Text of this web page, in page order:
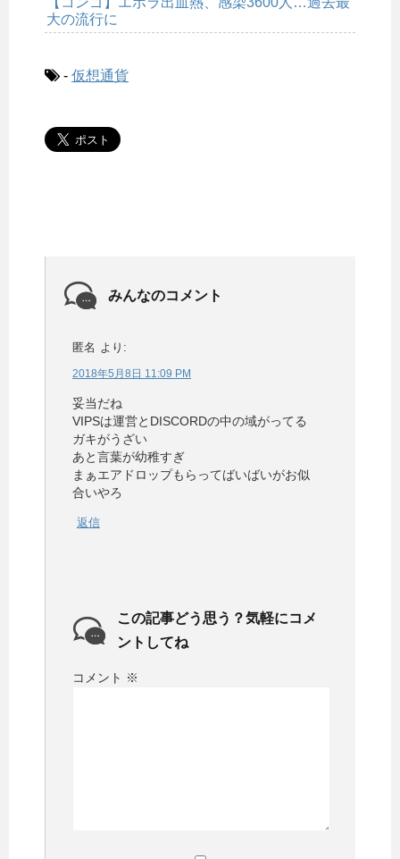
大の流行に
- 仮想通貨
みんなのコメント
匿名 より:
2018年5月8日 11:09 PM
妥当だね
VIPSは運営とDISCORDの中の域がってる
ガキがうざい
あと言葉が幼稚すぎ
まぁエアドロップもらってばいばいがお似
合いやろ
返信
この記事どう思う？気軽にコメ
ントしてね
コメント ※